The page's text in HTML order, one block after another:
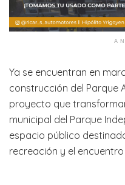
Ya se encuentran en
construcción del Parque
proyecto que
municipal del Parque
espacio público
recreación y el